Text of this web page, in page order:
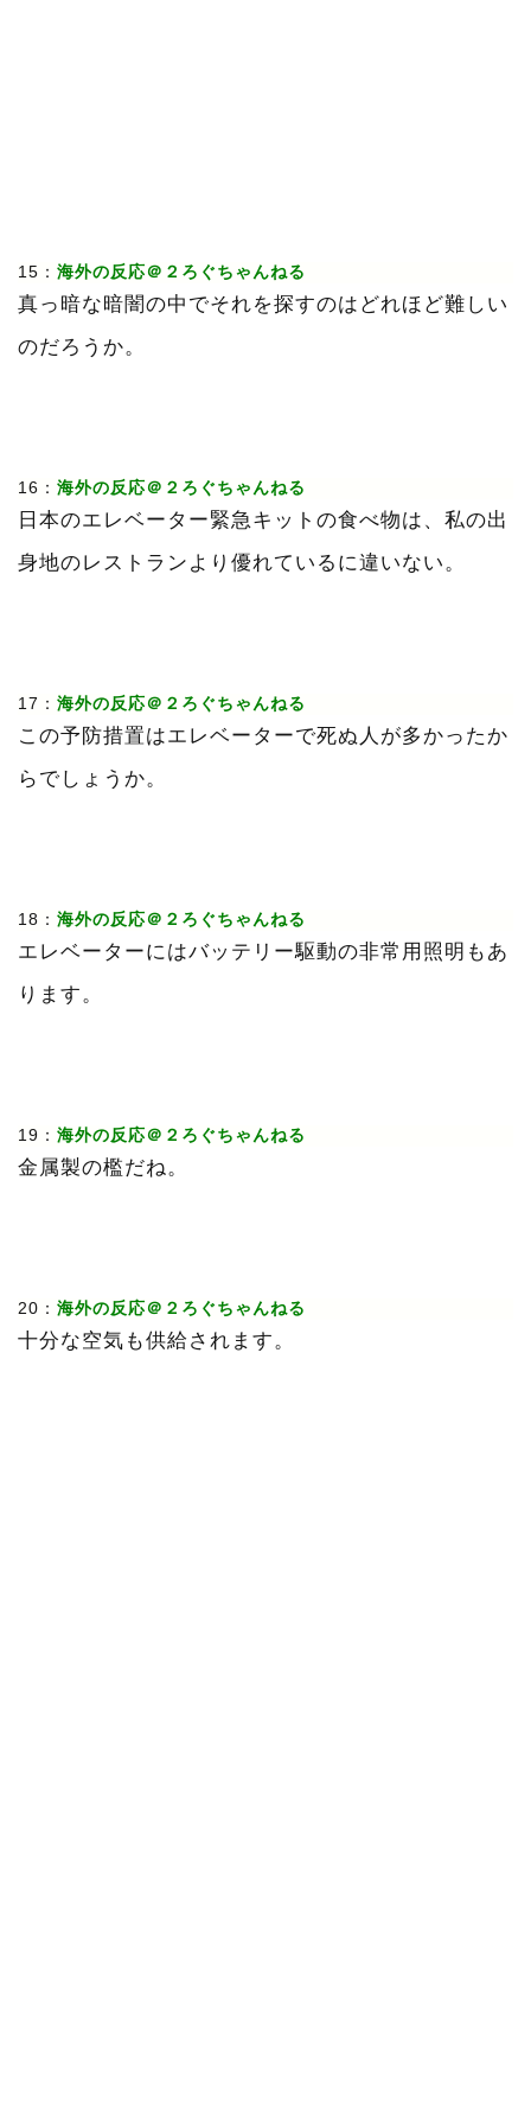
15： 海外の反応＠２ろぐちゃんねる
真っ暗な暗闇の中でそれを探すのはどれほど難しい
のだろうか。
16： 海外の反応＠２ろぐちゃんねる
日本のエレベーター緊急キットの食べ物は、私の出
身地のレストランより優れているに違いない。
17： 海外の反応＠２ろぐちゃんねる
この予防措置はエレベーターで死ぬ人が多かったか
らでしょうか。
18： 海外の反応＠２ろぐちゃんねる
エレベーターにはバッテリー駆動の非常用照明もあ
ります。
19： 海外の反応＠２ろぐちゃんねる
金属製の檻だね。
20： 海外の反応＠２ろぐちゃんねる
十分な空気も供給されます。